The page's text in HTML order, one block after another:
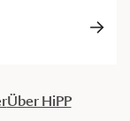
Über HiPP